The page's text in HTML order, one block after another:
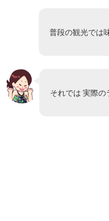
普段の観光では
それでは 実際の